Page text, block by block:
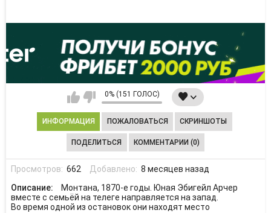
0% (151 ГОЛОС)
ИНФОРМАЦИЯ ПОЖАЛОВАТЬСЯ СКРИНШОТЫ
ПОДЕЛИТЬСЯ КОММЕНТАРИИ (0)
Просмотров: 662 Добавлено: 8 месяцев назад
Описание:
Монтана, 1870-е годы. Юная Эбигейл Арчер
вместе с семьёй на телеге направляется на запад.
Во время одной из остановок они находят место